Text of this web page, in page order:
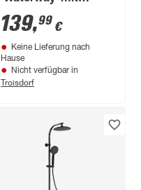
integrierter
Duscharmatur
chrom, anthrazit
139,99 €
Keine Lieferung nach
Hause
Nicht verfügbar in
Troisdorf